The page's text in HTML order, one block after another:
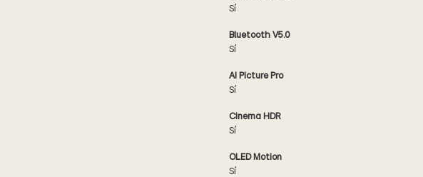
Sí
Bluetooth V5.0
Sí
AI Picture Pro
Sí
Cinema HDR
Sí
OLED Motion
Sí